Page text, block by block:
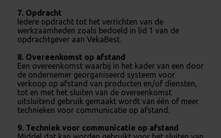
7. Opdracht
Iedere opdracht tot het verrichten van de
werkzaamheden zoals bedoeld in lid 1 van de
opdrachtgever aan VekaBest.
8. Overeenkomst op afstand
Een overeenkomst waarbij in het kader van een door
de ondernemer georganiseerd systeem voor
verkoop op afstand van producten en/of diensten,
tot en met het sluiten van de overeenkomst
uitsluitend gebruik gemaakt wordt van één of meer
technieken voor communicatie op afstand.
9. Techniek voor communicatie op afstand